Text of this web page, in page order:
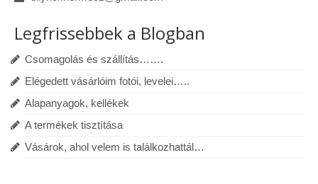
Legfrissebbek a Blogban
Csomagolás és szállítás…….
Elégedett vásárlóim fotói, levelei…..
Alapanyagok, kellékek
A termékek tisztítása
Vásárok, ahol velem is találkozhattál…